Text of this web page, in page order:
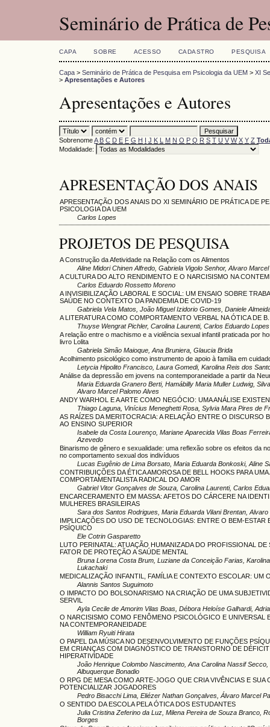
Seminário de Prática de
CAPA SOBRE ACESSO CADASTRO PESQUISA
Capa > Seminário de Prática de Pesquisa em Psicologia da UEM > XI
> Apresentações e Autores
Apresentações e Autores
SobrenomeA B C D E F G H I J K L M N O P Q R S T U V W X Y Z
Modalidade:
APRESENTAÇÃO DOS ANAIS
APRESENTAÇÃO DOS ANAIS DO XI SEMINÁRIO DE PRÁTICA DE
PSICOLOGIA DA UEM
Carlos Lopes
PROJETOS DE PESQUISA
A Construção da Afetividade na Relação com os Alimentos
Aline Midori Chinen Alfredo, Gabriela Vigolo Senhor, Alvaro
A CULTURA DO ALTO RENDIMENTO E O NARCISISMO NA
Carlos Eduardo Rossetto Moreno
A INVISIBILIZAÇÃO LABORAL E SOCIAL: UM ENSAIO SOBRE
SAÚDE NO CONTEXTO DA PANDEMIA DE COVID-19
Gabriela Vela Matos, João Miguel Izidorio Gomes, Daniele
A LITERATURA COMO COMPORTAMENTO VERBAL NA ÓTICA DE
Thuyse Wengrat Pichler, Carolina Laurenti, Carlos Eduardo Lopes
A relação entre o machismo e a violência sexual infantil praticada por
livro Lolita
Gabriela Simão Maioque, Ana Bruniera, Glaucia Brida
Acolhimento psicológico como instrumento de apoio à família em
Letycia Hipolito Francisco, Laura Gomedi, Karolina Reis dos
Análise da depressão em jovens na contemporaneidade a partir da
Maria Eduarda Granero Berti, Hamábilly Maria Muller Ludwig,
Alvaro Marcel Palomo Alves
ANDY WARHOL E A ARTE COMO NEGÓCIO: UMA ANÁLISE
Thiago Laguna, Vinícius Meneghetti Rosa, Sylvia Mara Pires de
AS RAÍZES DA MERITOCRACIA: A RELAÇÃO ENTRE O DISCURSO
AO ENSINO SUPERIOR
Isabele da Costa Lourenço, Mariane Aparecida Vilas Boas
Azevedo
Binarismo de gênero e sexualidade: uma reflexão sobre os efeitos da
no comportamento sexual dos indivíduos
Lucas Eugênio de Lima Borsato, Maria Eduarda Bonkoski, Aline
CONTRIBUIÇÕES DA ÉTICA AMOROSA DE BELL HOOKS PARA UMA
COMPORTAMENTALISTA RADICAL DO AMOR
Gabriel Vitor Gonçalves de Souza, Carolina Laurenti, Carlos
ENCARCERAMENTO EM MASSA: AFETOS DO CÁRCERE NA
MULHERES BRASILEIRAS
Sara dos Santos Rodrigues, Maria Eduarda Vilani Brentan,
IMPLICAÇÕES DO USO DE TECNOLOGIAS: ENTRE O BEM-ESTAR
PSÍQUICO
Ele Cotrin Gasparetto
LUTO PERINATAL: ATUAÇÃO HUMANIZADA DO PROFISSIONAL
FATOR DE PROTEÇÃO A SAÚDE MENTAL
Bruna Lorena Costa Brum, Luziane da Conceição Farias,
Lukachaki
MEDICALIZAÇÃO INFANTIL, FAMÍLIA E CONTEXTO ESCOLAR: UM
Alannis Santos Suguimoto
O IMPACTO DO BOLSONARISMO NA CRIAÇÃO DE UMA
SERVIL
Ayla Cecile de Amorim Vilas Boas, Débora Heloíse Galhardi,
O NARCISISMO COMO FENÔMENO PSICOLÓGICO E UNIVERSAL
NA CONTEMPORANEIDADE
William Ryuiti Hirata
O PAPEL DA MÚSICA NO DESENVOLVIMENTO DE FUNÇÕES
EM CRIANÇAS COM DIAGNÓSTICO DE TRANSTORNO DE
HIPERATIVIDADE
João Henrique Colombo Nascimento, Ana Carolina Nassif
Albuquerque Bonadio
O RPG DE MESA COMO ARTE-JOGO QUE CRIA VIVÊNCIAS E SUA
POTENCIALIZAR JOGADORES
Pedro Bisacchi Lima, Eliézer Nathan Gonçalves, Álvaro Marcel
O SENTIDO DA ESCOLA PELA ÓTICA DOS ESTUDANTES
Julia Cristina Zeferino da Luz, Milena Pereira de Souza Branco,
Borges